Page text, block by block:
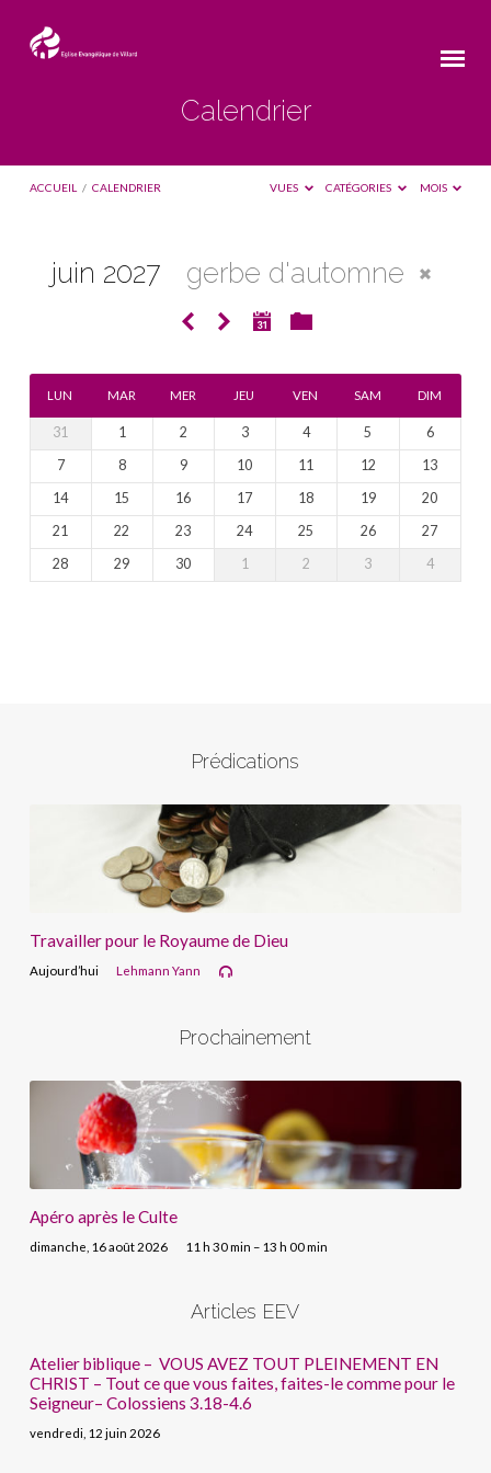
Calendrier
ACCUEIL / CALENDRIER VUES CATÉGORIES MOIS
Calendrier
juin 2027 gerbe d'automne
LUN MAR MER JEU VEN SAM DIM
31 1 2 3 4 5
6
7
8 9 10 11 12
13
14
15 16 17 18 19
20
21
22 23 24 25 26
27
28
29 30 1 2 3 4
Prédications
Travailler pour le Royaume de Dieu
Aujourd’hui Lehmann Yann
Prochainement
Apéro après le Culte
dimanche, 16 août 2026 11 h 30 min – 13 h 00 min
Articles EEV
Atelier biblique – VOUS AVEZ TOUT PLEINEMENT EN
CHRIST – Tout ce que vous faites, faites-le comme pour le
Seigneur– Colossiens 3.18-4.6
vendredi, 12 juin 2026